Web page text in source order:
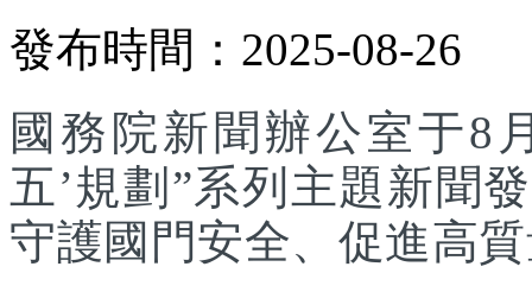
發布時間：2025-08-26
國務院新聞辦公室于8
五’規劃”系列主題新聞
守護國門安全、促進高